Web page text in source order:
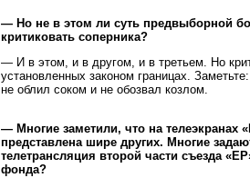
— Но не в этом ли суть предвыборной
критиковать соперника?
— И в этом, и в другом, и в третьем. Но
установленных законом границах.
не облил соком и не обозвал козлом.
— Многие заметили, что на телеэкранах
представлена шире других. Многие
телетрансляция второй части съезда
фонда?